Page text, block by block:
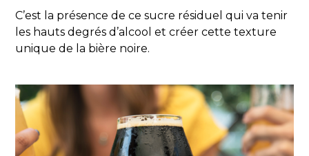
C’est la présence de ce sucre résiduel qui va tenir
les hauts degrés d’alcool et créer cette texture
unique de la bière noire.